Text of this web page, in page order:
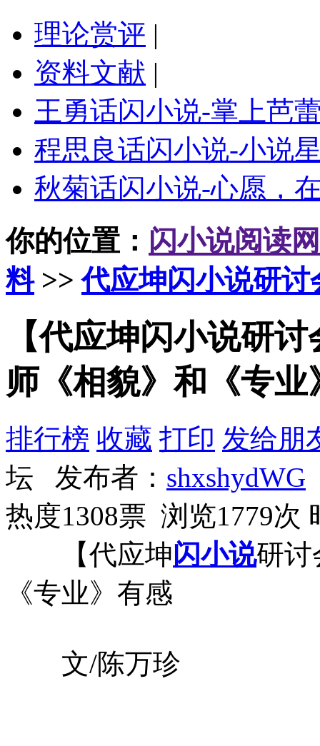
理论赏评 |
资料文献 |
王勇话闪小说-掌上芭
程思良话闪小说-小说
秋菊话闪小说-心愿，
你的位置： 闪小说阅读网
料>>代应坤闪小说研讨
【代应坤闪小说研
师《相貌》和《专业
排行榜 收藏 打印 发给朋
坛 发布者： shxshydWG
热度1308票 浏览1779次
【代应坤闪小说研讨
《专业》有感
文/陈万珍